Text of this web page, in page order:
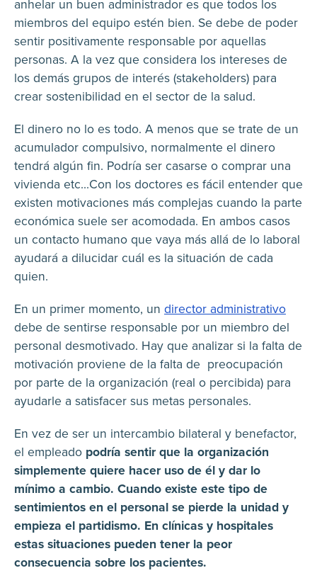
anhelar un buen administrador es que todos los
miembros del equipo estén bien. Se debe de poder
sentir positivamente responsable por aquellas
personas. A la vez que considera los intereses de
los demás grupos de interés (stakeholders) para
crear sostenibilidad en el sector de la salud.
El dinero no lo es todo. A menos que se trate de un
acumulador compulsivo, normalmente el dinero
tendrá algún fin. Podría ser casarse o comprar una
vivienda etc...Con los doctores es fácil entender que
existen motivaciones más complejas cuando la parte
económica suele ser acomodada. En ambos casos
un contacto humano que vaya más allá de lo laboral
ayudará a dilucidar cuál es la situación de cada
quien.
En un primer momento, un director administrativo
debe de sentirse responsable por un miembro del
personal desmotivado. Hay que analizar si la falta de
motivación proviene de la falta de preocupación
por parte de la organización (real o percibida) para
ayudarle a satisfacer sus metas personales.
En vez de ser un intercambio bilateral y benefactor,
el empleado podría sentir que la organización
simplemente quiere hacer uso de él y dar lo
mínimo a cambio. Cuando existe este tipo de
sentimientos en el personal se pierde la unidad y
empieza el partidismo. En clínicas y hospitales
estas situaciones pueden tener la peor
consecuencia sobre los pacientes.